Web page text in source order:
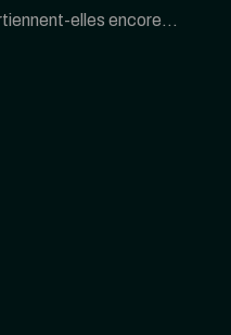
elles encore…